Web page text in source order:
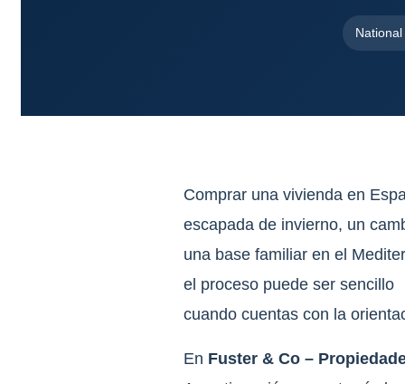
Comprar una vivienda en
escapada de invierno, un
una base familiar en el
el proceso puede ser sencillo
cuando cuentas con la
En Fuster & Co –